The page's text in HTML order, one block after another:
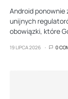
Android ponownie
unijnych
obowiązki, które
19 LIPCA 2026 0